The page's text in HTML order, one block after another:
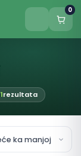
0
1rezultata